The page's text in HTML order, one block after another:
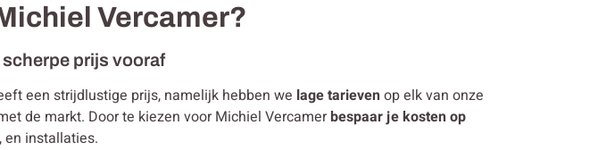
Vercamer?
prijs vooraf
een strijdlustige prijs, namelijk hebben we lage tarievenop elk van onze
de markt. Door te kiezen voor Michiel Vercamerbespaar je kosten op
en installaties.